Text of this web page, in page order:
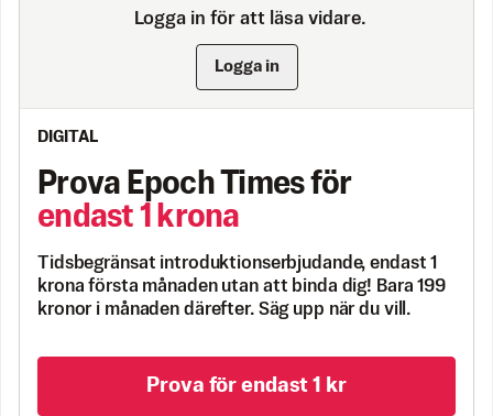
Logga in för att läsa vidare.
Logga in
DIGITAL
Prova Epoch Times för
endast 1 krona
Tidsbegränsat introduktionserbjudande, endast 1
krona första månaden utan att binda dig! Bara 199
kronor i månaden därefter. Säg upp när du vill.
Prova för endast 1 kr